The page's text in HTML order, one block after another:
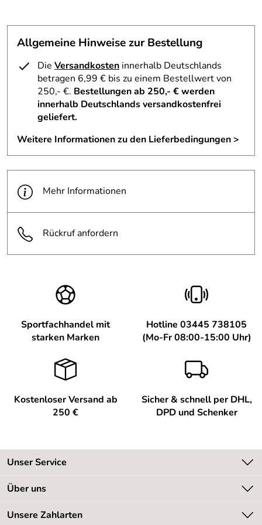
Allgemeine Hinweise zur Bestellung
Die Versandkosten innerhalb Deutschlands
betragen 6,99 € bis zu einem Bestellwert von
250,- €. Bestellungen ab 250,- € werden
innerhalb Deutschlands versandkostenfrei
geliefert.
Weitere Informationen zu den Lieferbedingungen >
Mehr Informationen
Rückruf anfordern
Sportfachhandel mit
starken Marken
Hotline 03445 738105
(Mo-Fr 08:00-15:00 Uhr)
Kostenloser Versand ab
250 €
Sicher & schnell per DHL,
DPD und Schenker
Unser Service
Kontakt
Newsletter
Über uns
Unsere Bestseller
Unsere Zahlarten